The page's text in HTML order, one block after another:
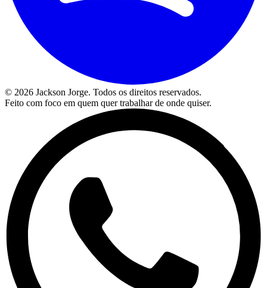
© 2026 Jackson Jorge. Todos os direitos reservados.
Feito com foco em quem quer trabalhar de onde quiser.